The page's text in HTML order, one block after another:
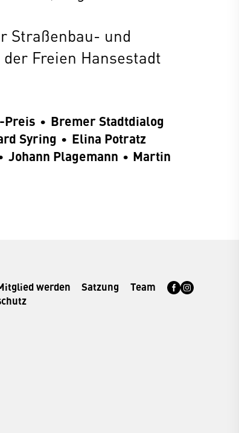
Straßenbau- und
Freien Hansestadt
Preis
Bremer Stadtdialog
Syring
Elina Potratz
Johann Plagemann
Martin
werden Satzung
Team